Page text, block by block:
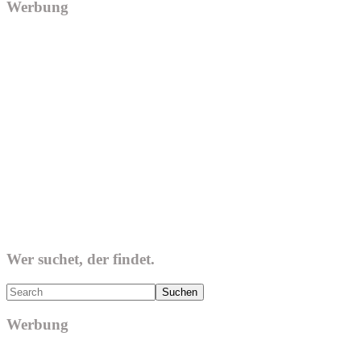
Werbung
Wer suchet, der findet.
Search
Werbung